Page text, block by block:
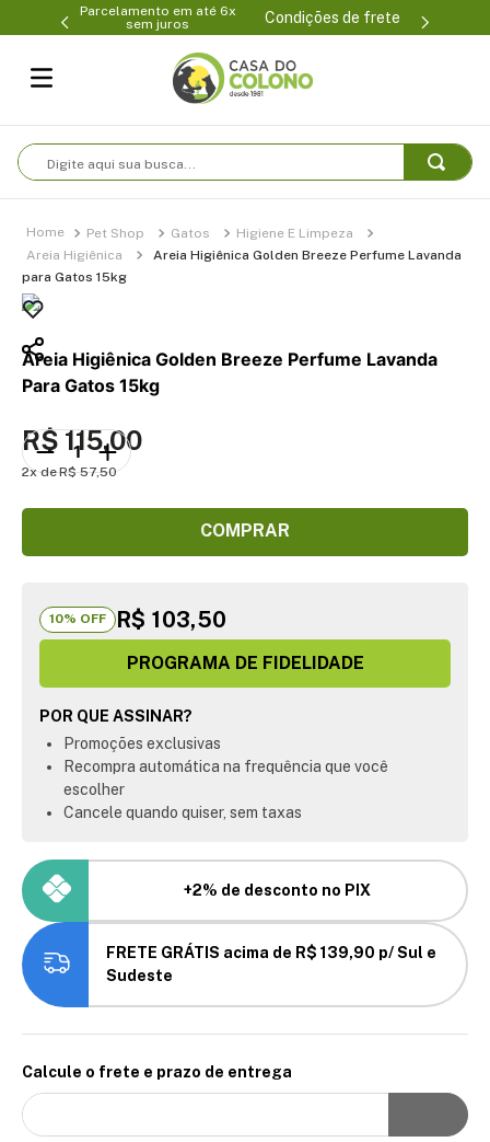
Parcelamento em até 6x
sem juros
Condições de frete
Digite aqui sua busca...
Pet Shop Gatos
Higiene E Limpeza
Areia Higiênica
Areia Higiênica Golden Breeze Perfume Lavanda
para Gatos 15kg
Areia Higiênica Golden Breeze Perfume Lavanda
Para Gatos 15kg
R$115,00
2 R$ 57,50
COMPRAR
10% OFF R$ 103,50
PROGRAMA DE FIDELIDADE
POR QUE ASSINAR?
Promoções exclusivas
Recompra automática na frequência que você
escolher
Cancele quando quiser, sem taxas
+2% de desconto no PIX
FRETE GRÁTIS acima de R$ 139,90 p/ Sul e
Sudeste
Calcule o frete e prazo de entrega